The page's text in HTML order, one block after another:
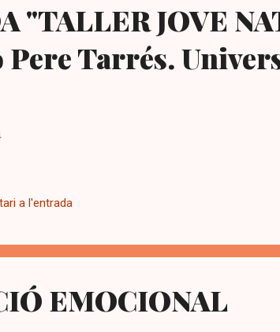
"TALLER JOVE
Pere Tarrés.
a l'entrada
EMOCIONAL